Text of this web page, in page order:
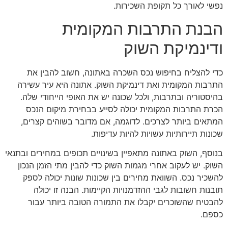
נפשי לאורך כל תקופת השכירות.
הבנת התרבות המקומית
ודינמיקת השוק
כדי להצליח בחיפוש נכס השכרה באתונה, חשוב להבין את
התרבות המקומית ואת דינמיקת השוק. אתונה היא עיר עשירה
בהיסטוריה ובתרבות, ולכל שכונה יש את האופי הייחודי שלה.
הכרת התרבות המקומית יכולה לסייע בבחירת מיקום הנכס
המתאים ביותר לצרכים. לדוגמה, אם מדובר בשוהים קצרים,
שכונות תיירותיות עשויות להיות עדיפות.
בנוסף, השוק באתונה מתאפיין בשינויים תכופים במחירים ובתנאי
השוק. יש לעקוב אחרי מגמות השוק כדי להבין מתי הזמן הנכון
להשכיר נכס. השוואת מחירים בין שכונות שונות יכולה לספק
תובנות חשובות לגבי ההזדמנויות הקיימות. הבנה זו יכולה
להבטיח שהשוכרים יקבלו את התמורה הטובה ביותר עבור
כספם.